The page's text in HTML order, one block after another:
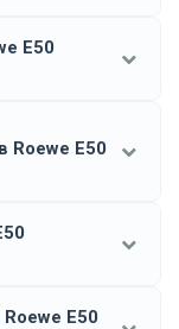
E50
Roewe E50
E50